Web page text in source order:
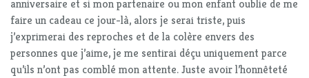
anniversaire et si mon partenaire ou mon enfant oublie de me
faire un cadeau ce jour-là, alors je serai triste, puis
j’exprimerai des reproches et de la colère envers des
personnes que j’aime, je me sentirai déçu uniquement parce
qu’ils n’ont pas comblé mon attente. Juste avoir l’honnêteté